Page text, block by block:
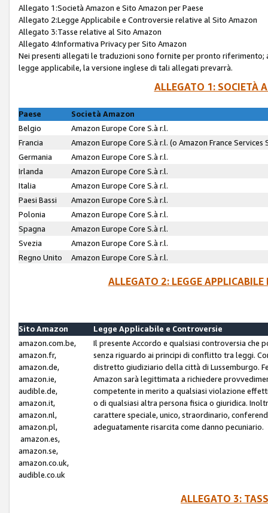
Allegato 1:Società Amazon e Sito Amazon per Paese
Allegato 2:Legge Applicabile e Controversie relative al Sito Amazon
Allegato 3:Tasse relative al Sito Amazon
Allegato 4:Informativa Privacy per Sito Amazon
Nei presenti allegati le traduzioni sono fornite per pronto riferimento;
legge applicabile, la versione inglese di tali allegati prevarrà.
ALLEGATO 1: SOCIETÀ
Paese
Società Amazon
Belgio
Amazon Europe Core S.à r.l.
Francia
Amazon Europe Core S.à r.l. (o Amazon France
Germania
Amazon Europe Core S.à r.l.
Irlanda
Amazon Europe Core S.à r.l.
Italia
Amazon Europe Core S.à r.l.
Paesi Bassi
Amazon Europe Core S.à r.l.
Polonia
Amazon Europe Core S.à r.l.
Spagna
Amazon Europe Core S.à r.l.
Svezia
Amazon Europe Core S.à r.l.
Regno Unito
Amazon Europe Core S.à r.l.
ALLEGATO 2: LEGGE
Sito Amazon
Legge Applicabile e Controversie
amazon.com.be,
amazon.fr,
amazon.de,
amazon.ie,
audible.de,
amazon.it,
amazon.nl,
amazon.pl,
amazon.es,
amazon.se,
amazon.co.uk,
audible.co.uk
Il presente Accordo e qualsiasi controversia che
senza riguardo ai principi di conflitto tra leggi.
distretto giudiziario della città di Lussemburgo.
Amazon sarà legittimata a richiedere
competente in merito a qualsiasi violazione
o di qualsiasi altra persona fisica o giuridica.
carattere speciale, unico, straordinario,
adeguatamente risarcita come danno pecuniario.
ALLEGATO 3: